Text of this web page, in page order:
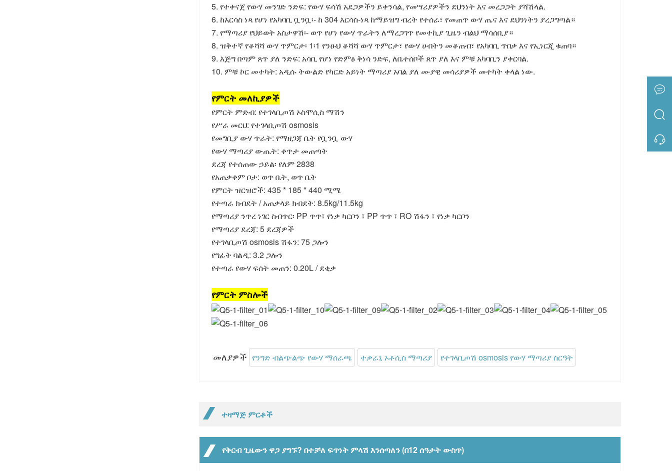
5. የተቀናጀ የውሃ መንገድ ንድፍ: የውሃ ፍሳሽ አደጋዎችን ይቀንሳል, የመሣሪያዎችን ደህንነት እና መረጋጋት ያሻሽላል.
6. ከእርሳስ ነጻ የሆነ የአካባቢ ቧንቧ፡- ከ 304 እርሳስ-ነጻ ከማይዝግ ብረት የተሰራ፣ የመጠጥ ውሃ ጤና እና ደህንነትን ያረጋግጣል።
7. የማጣሪያ የህይወት አስታዋሽ፡- ወጥ የሆነ የውሃ ጥራትን ለማረጋገጥ የመተኪያ ጊዜን ብልህ ማሳሰቢያ።
8. ዝቅተኛ የቆሻሻ ውሃ ጥምርታ፡ 1፡1 የንፁህ ቆሻሻ ውሃ ጥምርታ፣ የውሃ ሀብትን መቆጠብ፣ የአካባቢ ጥበቃ እና የኢነርጂ ቁጠባ።
9. እጅግ በጣም ጸጥ ያለ ንድፍ: አሳቢ የሆነ የድምፅ ቅነሳ ንድፍ, ለቤተሰቦች ጸጥ ያለ እና ምቹ አካባቢን ያቀርባል.
10. ምቹ ኮር መተካት: አዲሱ ትውልድ የካርድ አይነት ማጣሪያ አባል ያለ ሙያዊ መሳሪያዎች መተካት ቀላል ነው.
የምርት መለኪያዎች
የምርት ምድብ: የተገላቢጦሽ ኦስሞሲስ ማሽን
የሥራ መርህ: የተገላቢጦሽ osmosis
የመግቢያ ውሃ ጥራት: የማዘጋጃ ቤት የቧንቧ ውሃ
የውሃ ማጣሪያ ውጤት: ቀጥታ መጠጣት
ደረጃ የተሰጠው ኃይል፡ የለም 2838
የአጠቃቀም ቦታ: ወጥ ቤት, ወጥ ቤት
የምርት ዝርዝሮች: 435 * 185 * 440 ሚሜ
የተጣራ ክብደት / አጠቃላይ ክብደት: 8.5kg/11.5kg
የማጣሪያ ንጥረ ነገር ስብጥር፡ PP ጥጥ፣ የነቃ ካርቦን ፣ PP ጥጥ ፣ RO ሽፋን ፣ የነቃ ካርቦን
የማጣሪያ ደረጃ: 5 ደረጃዎች
የተገላቢጦሽ osmosis ሽፋን: 75 ጋሎን
የግፊት ባልዲ: 3.2 ጋሎን
የተጣራ የውሃ ፍሰት መጠን: 0.20L / ደቂቃ
የምርት ምስሎች
መለያዎች የንግድ ብልጭልጭ የውሃ ማሰራጫ ተቃራኒ ኦቶሲስ ማጣሪያ የተገላቢጦሽ osmosis የውሃ ማጣሪያ ስርዓት
ተዛማጅ ምርቶች
የቅርብ ጊዜውን ዋጋ ያግኙ? በተቻለ ፍጥነት ምላሽ እንሰጣለን (በ12 ሰዓታት ውስጥ)